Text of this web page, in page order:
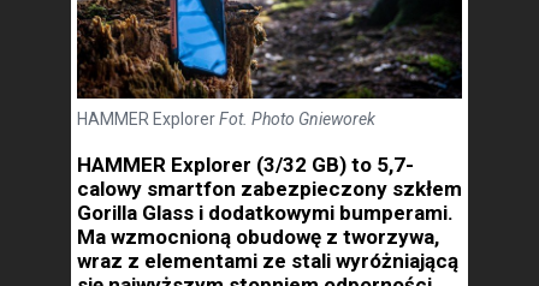
HAMMER ExplorerFot. Photo Gnieworek
HAMMER Explorer (3/32 GB) to 5,7-
calowy smartfon zabezpieczony szkłem
Gorilla Glass i dodatkowymi bumperami.
Ma wzmocnioną obudowę z tworzywa,
wraz z elementami ze stali wyróżniającą